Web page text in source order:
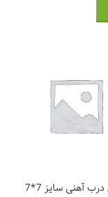
سبد خرید
آهنی سایز 7*7